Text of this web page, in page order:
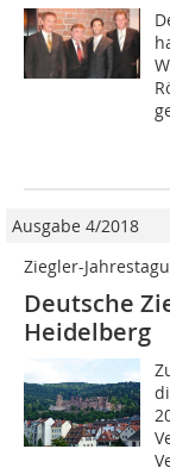
Ausgabe 4/2018
Ziegler-
Deutsche
Heidelberg